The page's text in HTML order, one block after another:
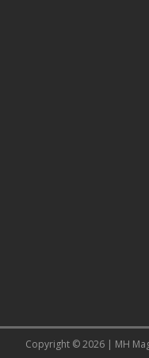
Copyright © 2026 | MH